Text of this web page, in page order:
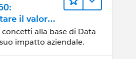
il valore
alla base di Data
impatto aziendale.